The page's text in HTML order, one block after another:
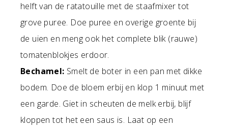
helft van de ratatouille met de staafmixer tot
grove puree. Doe puree en overige groente bij
de uien en meng ook het complete blik (rauwe)
tomatenblokjes erdoor.
Bechamel: Smelt de boter in een pan met dikke
bodem. Doe de bloem erbij en klop 1 minuut met
een garde. Giet in scheuten de melk erbij, blijf
kloppen tot het een saus is. Laat op een